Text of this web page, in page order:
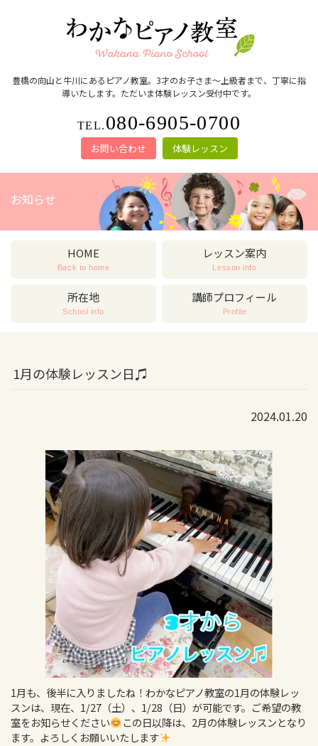
豊橋の向山と牛川にあるピアノ教室。3才のお子さま～上級者まで、丁寧に指
導いたします。ただいま体験レッスン受付中です。
TEL. 080-6905-0700
お問い合わせ 体験レッスン
お知らせ
HOME
Back to home
レッスン案内
Lesson info
所在地
School info
講師プロフィール
Profile
1月の体験レッスン日♫
2024.01.20
1月も、後半に入りましたね！わかなピアノ教室の1月の体験レッ
スンは、現在、1/27（土）、1/28（日）が可能です。ご希望の教
室をお知らせください
この日以降は、2月の体験レッスンとなり
ます。よろしくお願いいたします